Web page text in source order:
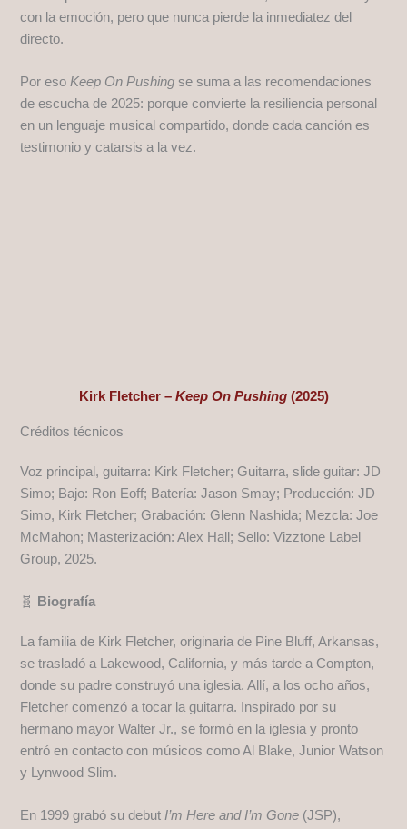
con la emoción, pero que nunca pierde la inmediatez del
directo.
Por esoKeep On Pushing se suma a las recomendaciones
de escucha de 2025: porque convierte la resiliencia personal
en un lenguaje musical compartido, donde cada canción es
testimonio y catarsis a la vez.
Kirk Fletcher – Keep On Pushing(2025)
Créditos técnicos
Voz principal, guitarra: Kirk Fletcher; Guitarra, slide guitar: JD
Simo; Bajo: Ron Eoff; Batería: Jason Smay; Producción: JD
Simo, Kirk Fletcher; Grabación: Glenn Nashida; Mezcla: Joe
McMahon; Masterización: Alex Hall; Sello: Vizztone Label
Group, 2025.
🧬 Biografía
La familia de Kirk Fletcher, originaria de Pine Bluff, Arkansas,
se trasladó a Lakewood, California, y más tarde a Compton,
donde su padre construyó una iglesia. Allí, a los ocho años,
Fletcher comenzó a tocar la guitarra. Inspirado por su
hermano mayor Walter Jr., se formó en la iglesia y pronto
entró en contacto con músicos como Al Blake, Junior Watson
y Lynwood Slim.
En 1999 grabó su debutI’m Here and I’m Gone (JSP),